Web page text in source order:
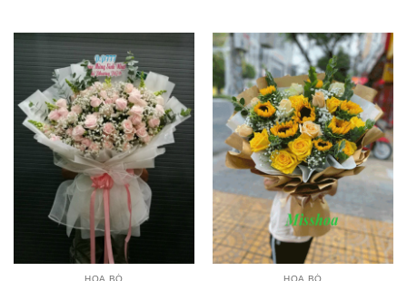
HOA BÓ HOA BÓ